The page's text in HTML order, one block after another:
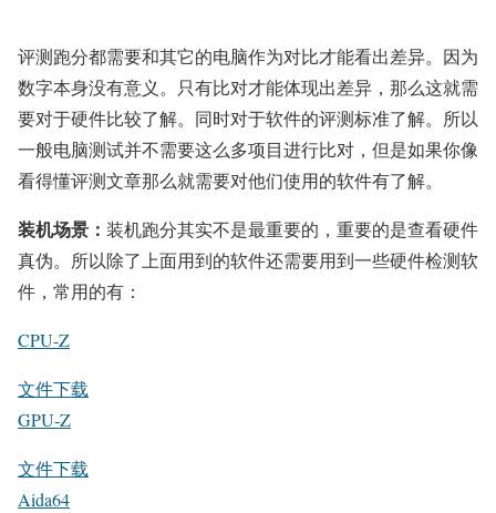
评测跑分都需要和其它的电脑作为对比才能看出差异。因为
数字本身没有意义。只有比对才能体现出差异，那么这就需
要对于硬件比较了解。同时对于软件的评测标准了解。所以
一般电脑测试并不需要这么多项目进行比对，但是如果你像
看得懂评测文章那么就需要对他们使用的软件有了解。
装机场景： 装机跑分其实不是最重要的，重要的是查看硬件
真伪。所以除了上面用到的软件还需要用到一些硬件检测软
件，常用的有：
CPU-Z
文件下载
GPU-Z
文件下载
Aida64